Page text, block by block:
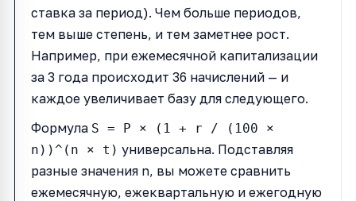
ставка за период). Чем больше периодов,
тем выше степень, и тем заметнее рост.
Например, при ежемесячной капитализации
за 3 года происходит 36 начислений — и
каждое увеличивает базу для следующего.
Формула S = P × (1 + r / (100 ×
n))^(n × t) универсальна. Подставляя
разные значения n, вы можете сравнить
ежемесячную, ежеквартальную и ежегодную